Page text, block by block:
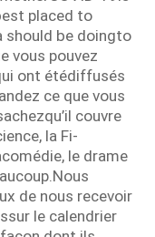
placed to
should be doingto
vous pouvez
ont étédiffusés
ce que vous
couvre
la Fi-
le drame
de nous recevoir
le calendrier